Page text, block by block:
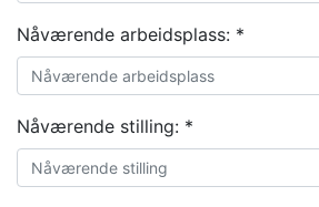
Nåværende arbeidsplass: *
Nåværende stilling: *